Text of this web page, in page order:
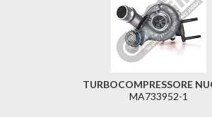
TURBOCOMPRESSORE
MA733952-1